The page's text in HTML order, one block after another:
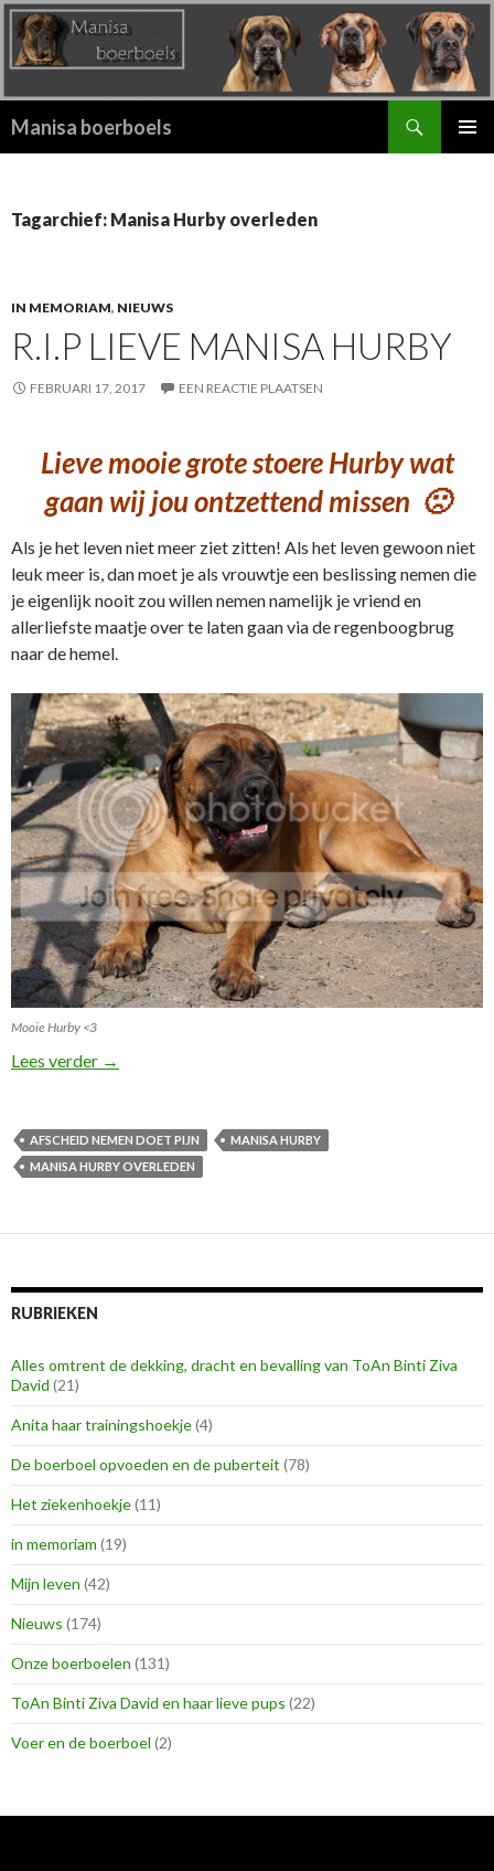
Manisa boerboels
Tagarchief: Manisa Hurby overleden
IN MEMORIAM, NIEUWS
R.I.P LIEVE MANISA HURBY
FEBRUARI 17, 2017 EEN REACTIE PLAATSEN
Lieve mooie grote stoere Hurby wat
gaan wij jou ontzettend missen 🙁
Als je het leven niet meer ziet zitten! Als het leven gewoon niet
leuk meer is, dan moet je als vrouwtje een beslissing nemen die
je eigenlijk nooit zou willen nemen namelijk je vriend en
allerliefste maatje over te laten gaan via de regenboogbrug
naar de hemel.
Mooie Hurby <3
Lees verder R.I.P lieve Manisa Hurby
→
AFSCHEID NEMEN DOET PIJN
MANISA HURBY
MANISA HURBY OVERLEDEN
RUBRIEKEN
Alles omtrent de dekking, dracht en bevalling van ToAn Binti Ziva
David (21)
Anita haar trainingshoekje(4)
De boerboel opvoeden en de puberteit (78)
Het ziekenhoekje(11)
in memoriam (19)
Mijn leven (42)
Nieuws (174)
Onze boerboelen (131)
ToAn Binti Ziva David en haar lieve pups (22)
Voer en de boerboel (2)